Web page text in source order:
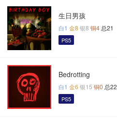
生日男孩
白1 金8 银8 铜4 总21
PS5
Bedrotting
白1 金6 银15 铜0 总22
PS5